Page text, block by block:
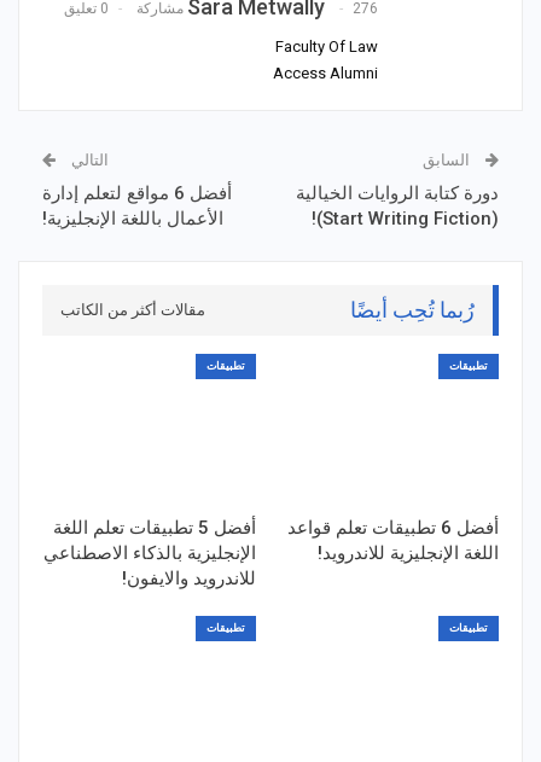
Sara Metwally 276 مشاركة 0 تعليق
Faculty Of Law
Access Alumni
السابق
دورة كتابة الروايات الخيالية
(Start Writing Fiction)!
التالي
أفضل 6 مواقع لتعلم إدارة
الأعمال باللغة الإنجليزية!
رُبما تُحِب أيضًا مقالات أكثر من الكاتب
تطبيقات
أفضل 6 تطبيقات تعلم قواعد
اللغة الإنجليزية للاندرويد!
تطبيقات
أفضل 5 تطبيقات تعلم اللغة
الإنجليزية بالذكاء الاصطناعي
للاندرويد والايفون!
تطبيقات تطبيقات